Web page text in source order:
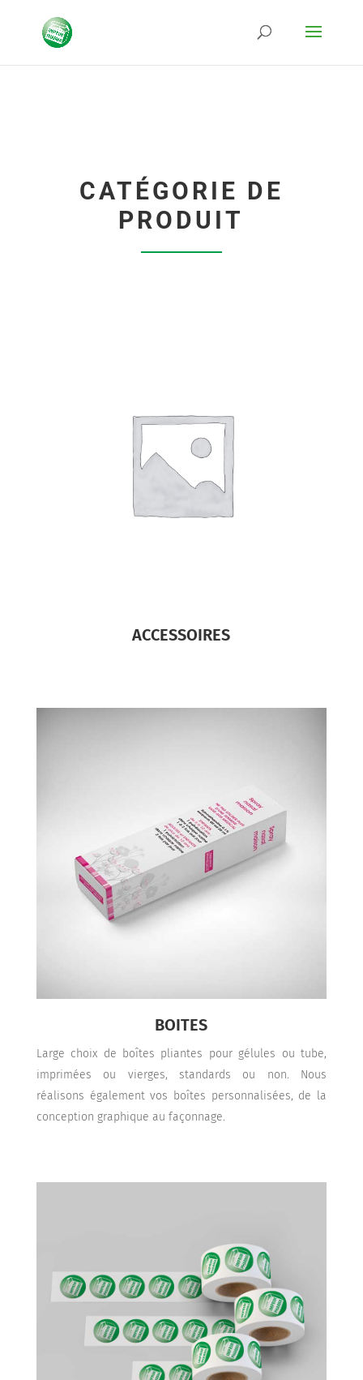
CATÉGORIE DE
PRODUIT
ACCESSOIRES
BOITES
Large choix de boîtes pliantes pour gélules ou tube,
imprimées ou vierges, standards ou non. Nous
réalisons également vos boîtes personnalisées, de la
conception graphique au façonnage.